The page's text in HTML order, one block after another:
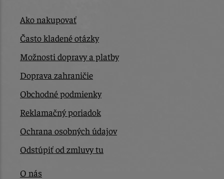
Ako nakupovať
Často kladené otázky
Možnosti dopravy a platby
Doprava zahraničie
Obchodné podmienky
Reklamačný poriadok
Ochrana osobných údajov
Odstúpiť od zmluvy tu
O nás